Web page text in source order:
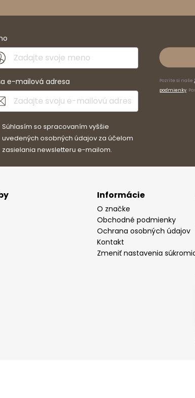
e-mailová adresa
Súhlasím so spracovaním vyššie
uvedených osobných údajov za účelom
zasielania newsletteru e-mailom.
Pozrite si naše
podmienky.
Informácie
O značke
Obchodné podmienky
Ochrana osobných údajov
Kontakt
Zmeniť nastavenia